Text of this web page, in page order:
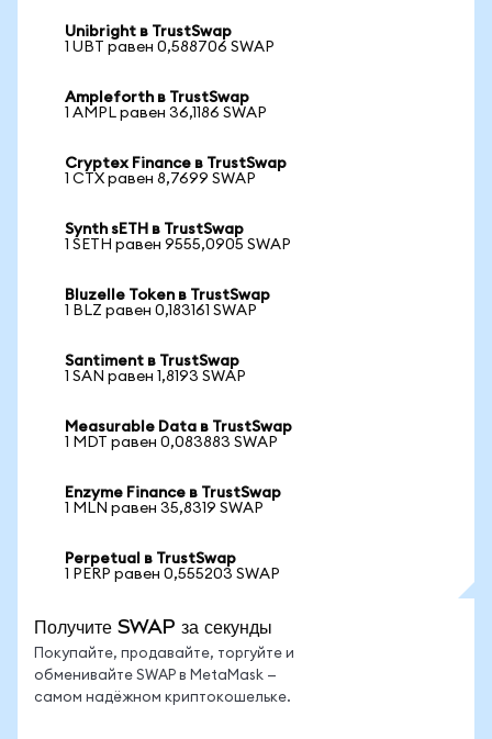
Unibright в TrustSwap
1 UBT равен 0,588706 SWAP
Ampleforth в TrustSwap
1 AMPL равен 36,1186 SWAP
Cryptex Finance в TrustSwap
1 CTX равен 8,7699 SWAP
Synth sETH в TrustSwap
1 SETH равен 9555,0905 SWAP
Bluzelle Token в TrustSwap
1 BLZ равен 0,183161 SWAP
Santiment в TrustSwap
1 SAN равен 1,8193 SWAP
Measurable Data в TrustSwap
1 MDT равен 0,083883 SWAP
Enzyme Finance в TrustSwap
1 MLN равен 35,8319 SWAP
Perpetual в TrustSwap
1 PERP равен 0,555203 SWAP
Получите SWAP за секунды
Покупайте, продавайте, торгуйте и
обменивайте SWAP в MetaMask —
самом надёжном криптокошельке.